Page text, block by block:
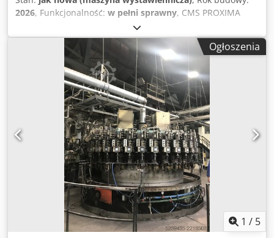
2026, Funkcjonalność: w pełni sprawny, CMS PROXIMA
półautomatyczna szlifierka do krawędzi szkła Samodzielne
urządzenie lub możliwość instalacji przy stole tnącym
Maks. długość obróbki na jedno szlifowanie: 2 700 mm
(możliwość załadunku większych tafli) Obrabiana grubość
szkła: 4–19 mm Suche szlifowanie krawędzi szkła, wydajne i
bez zużycia. Urządzenie może pracować samodzielnie lub
być zintegrowane ze stołem do cięcia. Csdpoza Eh Eefx Ag
Ogłoszenia
1 / 5